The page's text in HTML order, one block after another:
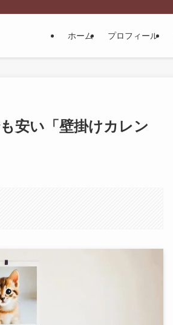
ホーム プロフィール
安い「壁掛けカレン